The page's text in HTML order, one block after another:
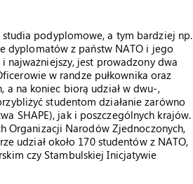
podyplomowe, a tym bardziej np.
dyplomatów z państw NATO i jego
najważniejszy, jest prowadzony dwa
w randze pułkownika oraz
na koniec biorą udział w dwu-,
studentom działanie zarówno
SHAPE), jak i poszczególnych krajów.
Organizacji Narodów Zjednoczonych,
udział około 170 studentów z NATO,
czy Stambulskiej Inicjatywie